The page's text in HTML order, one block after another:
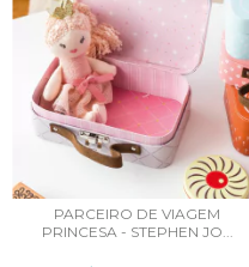
PARCEIRO DE VIAGEM
PRINCESA - STEPHEN JO...